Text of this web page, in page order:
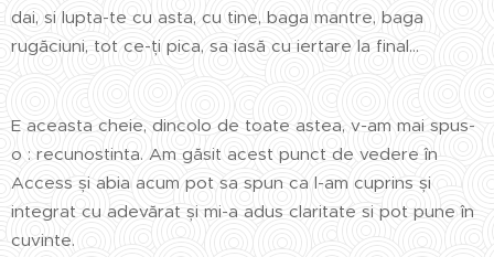
dai, si lupta-te cu asta, cu tine, baga mantre, baga
rugăciuni, tot ce-ți pica, sa iasă cu iertare la final...
E aceasta cheie, dincolo de toate astea, v-am mai spus-
o : recunostinta. Am găsit acest punct de vedere în
Access și abia acum pot sa spun ca l-am cuprins și
integrat cu adevărat și mi-a adus claritate si pot pune în
cuvinte.